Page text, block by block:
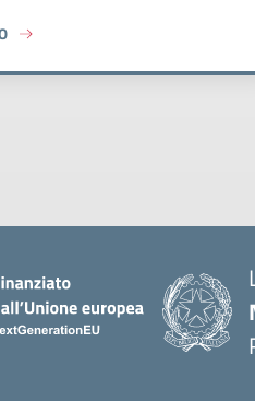
MORGAGNI PARTECIPA CON